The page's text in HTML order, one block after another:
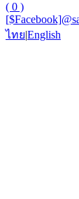
( 0 )
[$Facebook]
ไทย|English